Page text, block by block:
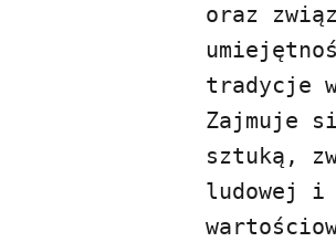
oraz
tradycje
Zajmuje
sztuką,
ludowej i